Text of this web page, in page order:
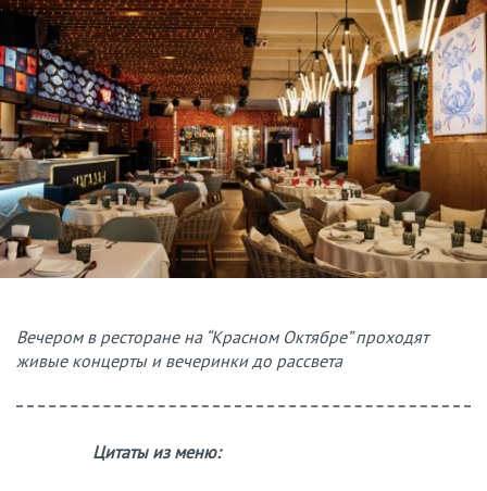
Вечером в ресторане на “Красном Октябре” проходят
живые концерты и вечеринки до рассвета
Цитаты из меню: